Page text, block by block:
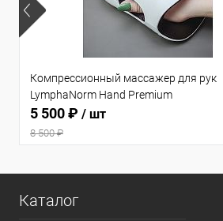
Компрессионный массажер для рук
LymphaNorm Hand Premium
5 500 ₽ / шт
8 500 ₽
Каталог